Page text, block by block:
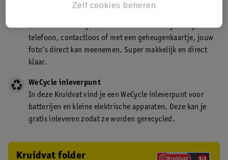
In de winkel vind je een fotokiosk waarmee je met je
telefoon, contactloos of met een geheugenkaartje, jouw
foto’s direct kan meenemen. Super makkelijk en direct
klaar.
WeCycle inleverpunt
In deze Kruidvat vind je een WeCycle inleverpunt voor
batterijen en kleine elektrische apparaten. Deze kan je
gratis inleveren zodat ze worden gerecycled.
Kruidvat folder
Zelf cookies beheren